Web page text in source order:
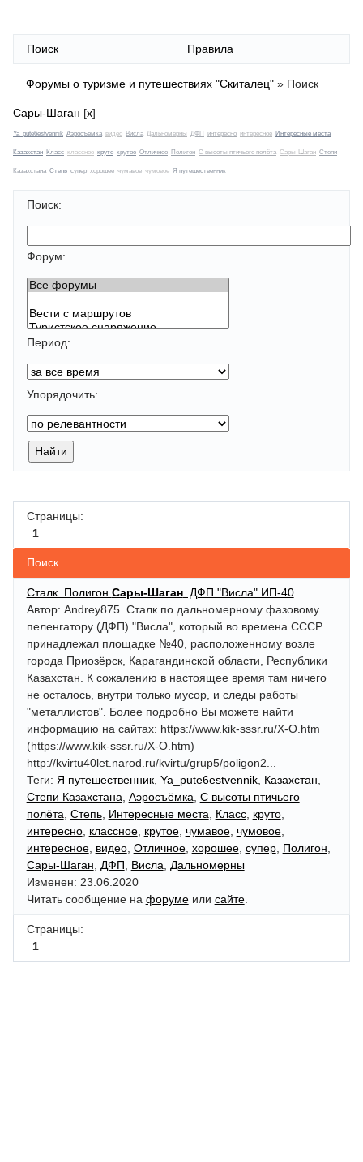
Поиск Правила
Форумы о туризме и путешествиях "Скиталец" » Поиск
Сары-Шаган [x]
Ya_pute6estvennik Аэросъёмка видео Висла Дальномерны ДФП интересно интересное Интересные места
Казахстан Класс классное круто крутое Отличное Полигон С высоты птичьего полёта Сары-Шаган Степи
Казахстана Степь супер хорошее чумавое чумовое Я путешественник
Поиск:
Форум:
Период:
Упорядочить:
Страницы:
1
Поиск
Сталк. Полигон Сары-Шаган. ДФП "Висла" ИП-40
Автор: Andrey875. Сталк по дальномерному фазовому
пеленгатору (ДФП) "Висла", который во времена СССР
принадлежал площадке №40, расположенному возле
города Приозёрск, Карагандинской области, Республики
Казахстан. К сожалению в настоящее время там ничего
не осталось, внутри только мусор, и следы работы
"металлистов". Более подробно Вы можете найти
информацию на сайтах: https://www.kik-sssr.ru/X-O.htm
(https://www.kik-sssr.ru/X-O.htm)
http://kvirtu40let.narod.ru/kvirtu/grup5/poligon2...
Теги: Я путешественник, Ya_pute6estvennik, Казахстан
Степи Казахстана Аэросъёмка С высоты птичьего
полёта Степь, Интересные места Класс, круто,
интересно, классное, крутое, чумавое, чумовое,
интересное, видео, Отличное, хорошее, супер, Полигон
Сары-Шаган
ДФП Висла
Дальномерны
Изменен: 23.06.2020
Читать сообщение на форумеили сайте.
Страницы:
1